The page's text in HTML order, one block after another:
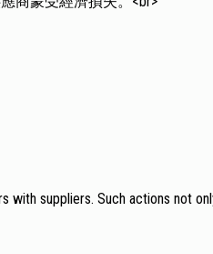
with suppliers. Such actions not